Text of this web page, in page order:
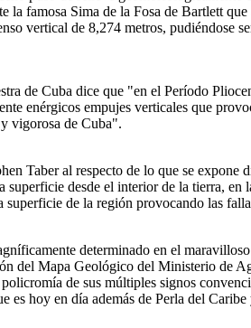
famosa Sima de la Fosa de Bartlett
vertical de 8,274 metros, pudiéndose
de Cuba dice que "en el Período
enérgicos empujes verticales que
vigorosa de Cuba".
Taber al respecto de lo que se expone
desde el interior de la tierra,
superficie de la región provocando las
determinado en el
del Mapa Geológico del Ministerio de
de sus múltiples signos
hoy en día además de Perla del